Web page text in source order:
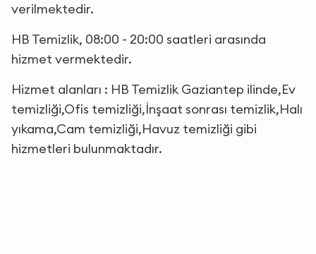
verilmektedir.
HB Temizlik, 08:00 - 20:00 saatleri arasında
hizmet vermektedir.
Hizmet alanları : HB Temizlik Gaziantep ilinde,Ev
temizliği,Ofis temizliği,İnşaat sonrası temizlik,Halı
yıkama,Cam temizliği,Havuz temizliği gibi
hizmetleri bulunmaktadır.